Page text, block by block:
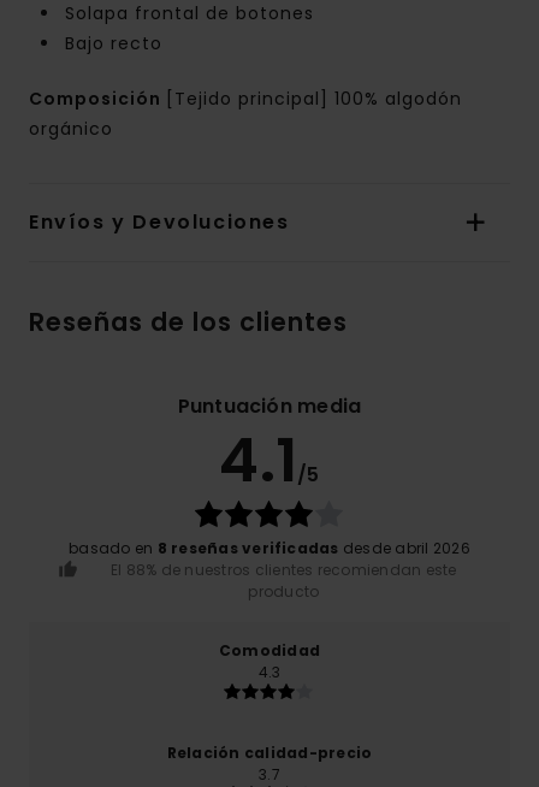
Solapa frontal de botones
Bajo recto
Composición
[Tejido principal] 100% algodón
orgánico
Envíos y Devoluciones
Reseñas de los clientes
Puntuación media
4.1 /5
basado en 8 reseñas verificadas desde abril 2026
El 88% de nuestros clientes recomiendan este
producto
Comodidad
4.3
Relación calidad-precio
3.7